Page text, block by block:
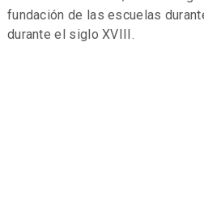
fundación de las escuelas
durante el siglo XVIII.